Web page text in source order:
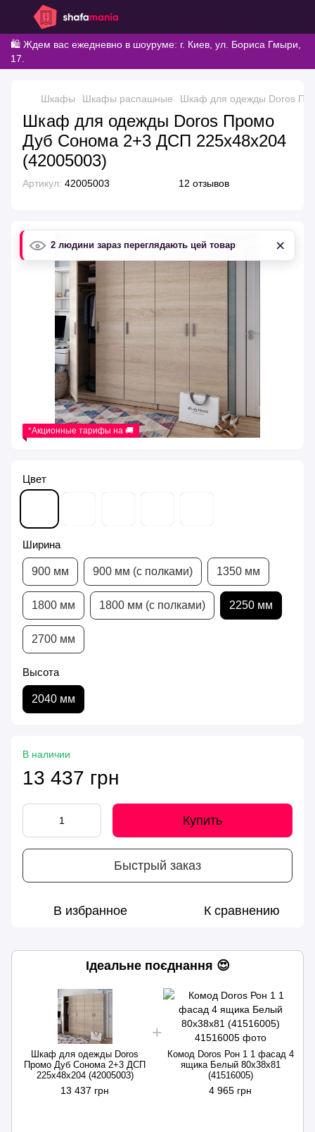
🛍️ Ждем вас ежедневно в шоуруме: г. Киев, ул. Бориса Гмыри,
17.
Шкафы Шкафы распашные Шкаф для одежды Doros
Шкаф для одежды Doros Промо
Дуб Cонома 2+3 ДСП 225х48х204
(42005003)
Артикул: 42005003 12 отзывов
*Акционные тарифы на 🚚
2 людини зараз переглядають цей товар ×
Цвет
Ширина
900 мм 900 мм (с полками) 1350 мм
1800 мм 1800 мм (с полками) 2250 мм
2700 мм
Высота
2040 мм
В наличии
13 437 грн
Купить
Быстрый заказ
В избранное К сравнению
Ідеальне поєднання 😍
Шкаф для одежды Doros
Промо Дуб Cонома 2+3 ДСП
225х48х204 (42005003)
13 437 грн
Комод Doros Рон 1 1 фасад 4
ящика Белый 80х38х81
(41516005)
4 965 грн